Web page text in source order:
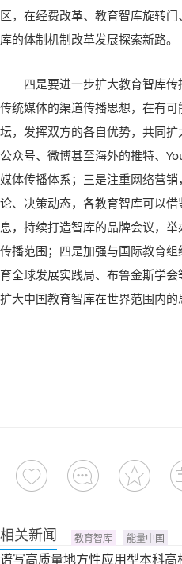
区，在经费改革、教育智库旋转
库的体制机制改革发展探索新路。
四是要进一步扩大教育智库
传统媒体的渠道传播思想，在有
坛，发挥双方的各自优势，共同
公众号、微博甚至海外的推特、
媒体传播体系；三是注重网络营
论、决策动态，各教育智库可以
息，持续打造智库的品牌会议，
传播范围；四是加强与国际教育
育全球发展实践局、布鲁金斯学
扩大中国教育智库在世界范围内的
相关新闻 教育智库 能量中国
谱写高质量地方性应用型本科